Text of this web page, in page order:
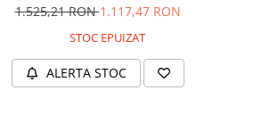
1.525,21 RON1.117,47 RON
STOC EPUIZAT
ALERTA STOC